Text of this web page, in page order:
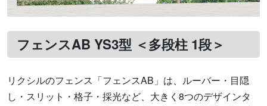
フェンスAB YS3型 ＜多段柱 1段＞
リクシルのフェンス「フェンスAB」は、ルーバー・目隠
し・スリット・格子・採光など、大きく8つのデザインタ